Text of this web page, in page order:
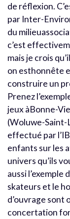
de réflexion.
par Inter-
du
c’est
mais je crois
on esthonnête
construire un
Prenez
jeux àBonne-
(Woluwe-Saint-
effectué par
enfants sur les
univers qu’ils
aussi l’exemple
skateurs et le
d’ouvrage sont
concertation